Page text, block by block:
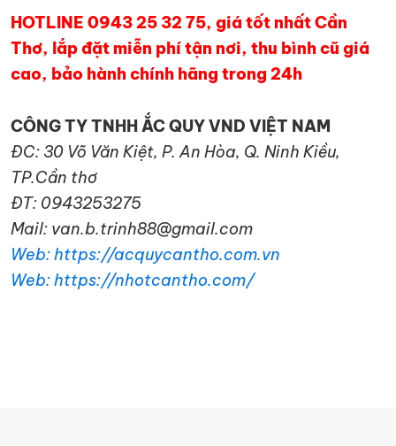
HOTLINE 0943 25 32 75, giá tốt nhất Cần
Thơ, lắp đặt miễn phí tận nơi, thu bình cũ giá
cao, bảo hành chính hãng trong 24h
CÔNG TY TNHH ẮC QUY VND VIỆT NAM
ĐC: 30 Võ Văn Kiệt, P. An Hòa, Q. Ninh Kiều,
TP.Cần thơ
ĐT: 0943253275
Mail: van.b.trinh88@gmail.com
Web: https://acquycantho.com.vn
Web: https://nhotcantho.com/